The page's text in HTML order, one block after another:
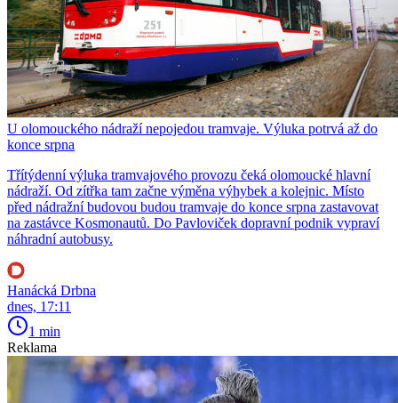
U olomouckého nádraží nepojedou tramvaje. Výluka potrvá až do
konce srpna
Třítýdenní výluka tramvajového provozu čeká olomoucké hlavní
nádraží. Od zítřka tam začne výměna výhybek a kolejnic. Místo
před nádražní budovou budou tramvaje do konce srpna zastavovat
na zastávce Kosmonautů. Do Pavloviček dopravní podnik vypraví
náhradní autobusy.
Hanácká Drbna
dnes, 17:11
1 min
Reklama